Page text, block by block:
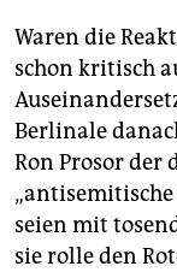
Waren die
schon kritisch
Berlinale
Ron Prosor der
seien mit
sie rolle den